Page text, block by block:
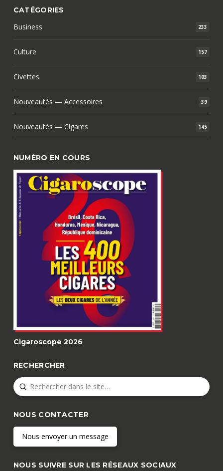
CATÉGORIES
Business 233
Culture 157
Civettes 103
Nouveautés — Accessoires 39
Nouveautés — Cigares 145
NUMÉRO EN COURS
Cigaroscope 2026
RECHERCHER
Search
Submit
NOUS CONTACTER
Nous envoyer un message
NOUS SUIVRE SUR LES RÉSEAUX SOCIAUX